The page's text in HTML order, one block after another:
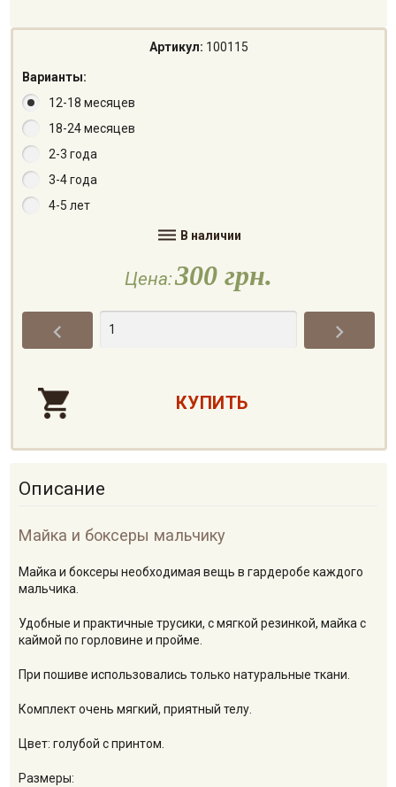
Артикул: 100115
Варианты:
12-18 месяцев
18-24 месяцев
2-3 года
3-4 года
4-5 лет
 В наличии
Цена:300 грн.
 
Описание
Майка и боксеры мальчику
Майка и боксеры необходимая вещь в гардеробе каждого
мальчика.
Удобные и практичные трусики, с мягкой резинкой, майка с
каймой по горловине и пройме.
При пошиве использовались только натуральные ткани.
Комплект очень мягкий, приятный телу.
Цвет: голубой с принтом.
Размеры: